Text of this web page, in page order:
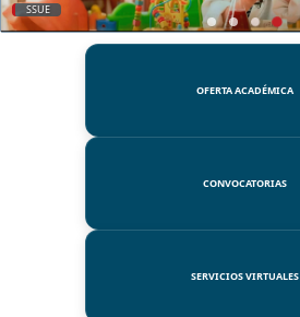
SSUE
OFERTA ACADÉMICA
CONVOCATORIAS
SERVICIOS VIRTUALES